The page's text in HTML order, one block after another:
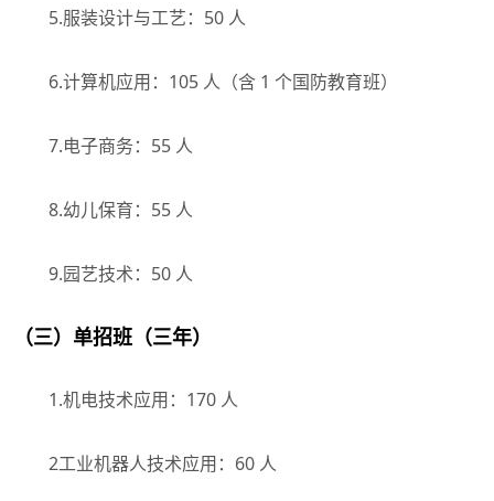
5.服装设计与工艺：50 人
6.计算机应用：105 人（含 1 个国防教育班）
7.电子商务：55 人
8.幼儿保育：55 人
9.园艺技术：50 人
（三）单招班（三年）
1.机电技术应用：170 人
2工业机器人技术应用：60 人